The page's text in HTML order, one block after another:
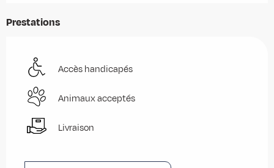
Prestations
Accès handicapés
Animaux acceptés
Livraison